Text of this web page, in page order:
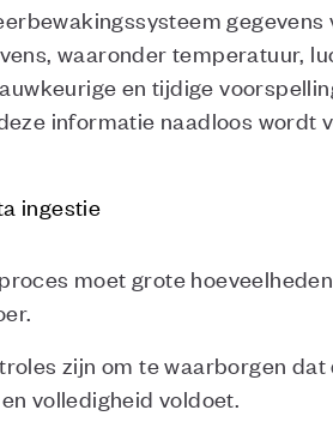
waaronder temperatuur,
en tijdige
informatie naadloos wordt
ingestie
moet grote
zijn om te waarborgen
volledigheid voldoet.